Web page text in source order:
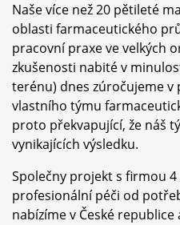
Naše více než 20 pětileté
oblasti farmaceutického
pracovní praxe ve velkých
zkušenosti nabité v
terénu) dnes zúročujeme v
vlastního týmu
proto překvapující, že náš
vynikajících výsledku.
Společny projekt s firmou 4
profesionální péči od
nabízíme v České republice